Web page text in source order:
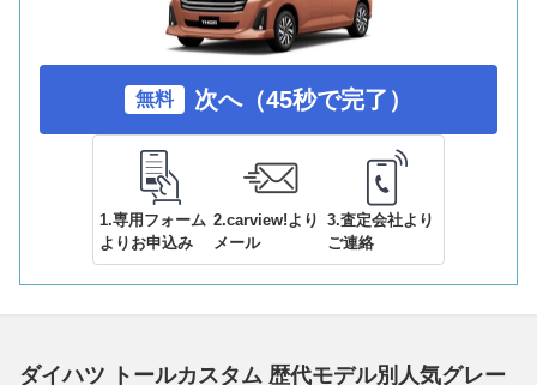
無料 次へ（45秒で完了）
1.専用フォーム
よりお申込み
2.carview!より
メール
3.査定会社より
ご連絡
ダイハツ トールカスタム 歴代モデル別人気グレー